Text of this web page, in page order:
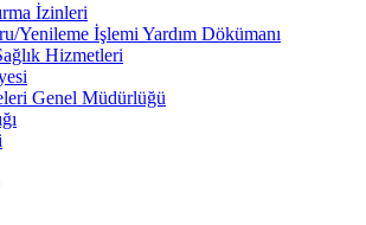
İzinleri
Yenileme İşlemi Yardım Dökümanı
Hizmetleri
Genel Müdürlüğü